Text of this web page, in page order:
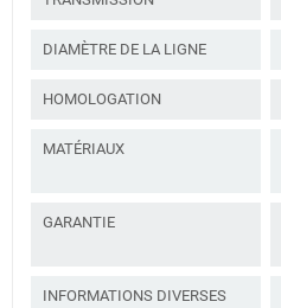
DIAMÈTRE DE LA LIGNE
HOMOLOGATION
MATÉRIAUX
GARANTIE
INFORMATIONS DIVERSES